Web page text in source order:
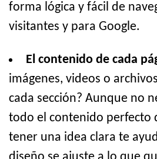
forma lógica y fácil de
visitantes y para Google.
El contenido de cada
imágenes, videos o
cada sección? Aunque no
todo el contenido perfecto
tener una idea clara te